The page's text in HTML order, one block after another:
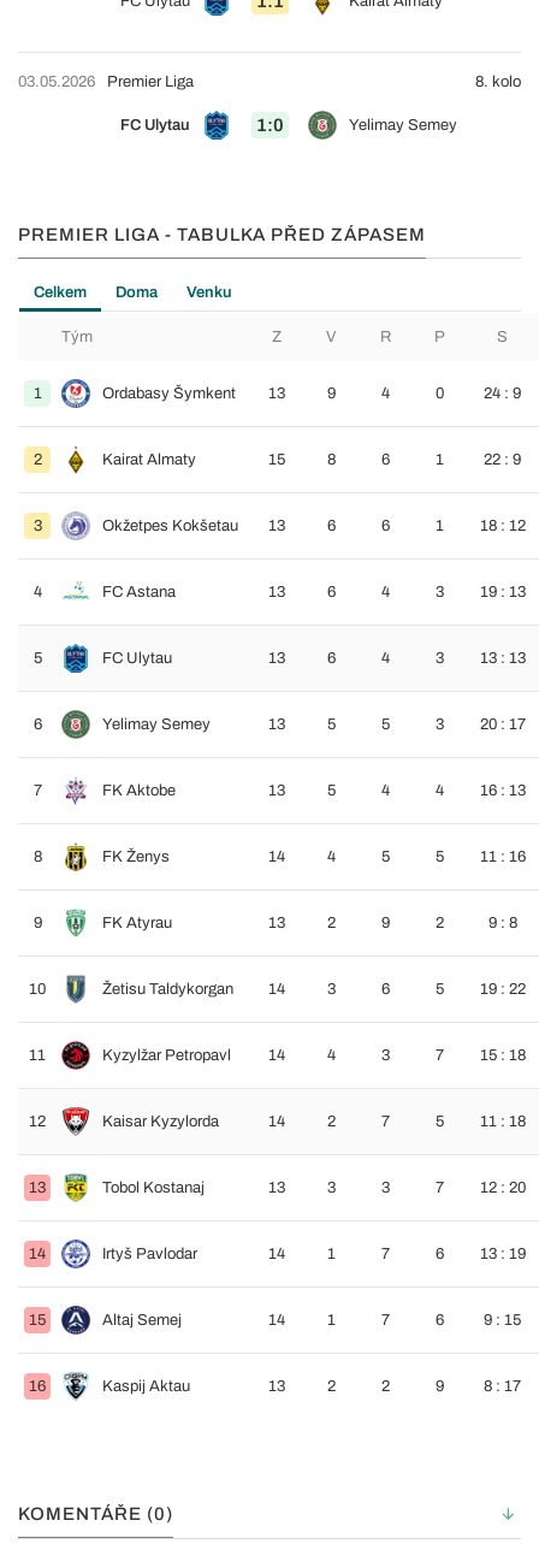
03.05.2026
FC Ulytau 1:0 Yelimay Semey
Premier Liga 8. kolo
PREMIER LIGA - TABULKA PŘED ZÁPASEM
Celkem Doma Venku
Tým Z V R P S
1 Ordabasy Šymkent 13 9 4 0 24 : 9
2 Kairat Almaty 15 8 6 1 22 : 9
3 Okžetpes Kokšetau 13 6 6 1 18 : 12
4 FC Astana 13 6 4 3 19 : 13
5 FC Ulytau 13 6 4 3 13 : 13
6 Yelimay Semey 13 5 5 3 20 : 17
7 FK Aktobe 13 5 4 4 16 : 13
8 FK Ženys 14 4 5 5 11 : 16
9 FK Atyrau 13 2 9 2 9 : 8
10 Žetisu Taldykorgan 14 3 6 5 19 : 22
11 Kyzylžar Petropavl 14 4 3 7 15 : 18
12 Kaisar Kyzylorda 14 2 7 5 11 : 18
13 Tobol Kostanaj 13 3 3 7 12 : 20
14 Irtyš Pavlodar 14 1 7 6 13 : 19
15 Altaj Semej 14 1 7 6 9 : 15
16 Kaspij Aktau 13 2 2 9 8 : 17
KOMENTÁŘE (0)